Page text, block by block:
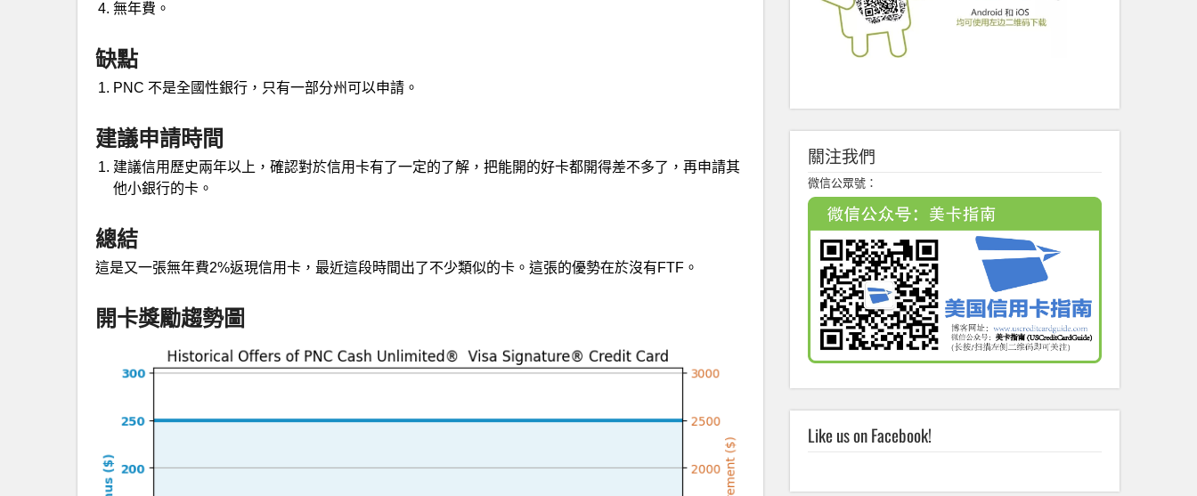
無年費。
缺點
PNC 不是全國性銀行，只有一部分州可以申請。
建議申請時間
建議信用歷史兩年以上，確認對於信用卡有了一定的了解，把能開的好卡都開得差不多了，再申請其
他小銀行的卡。
總結
這是又一張無年費2%返現信用卡，最近這段時間出了不少類似的卡。這張的優勢在於沒有FTF。
開卡獎勵趨勢圖
關注我們
微信公眾號：
Like us on Facebook!